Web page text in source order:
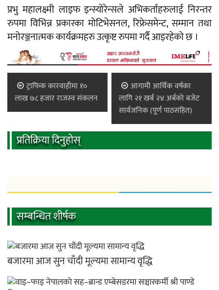
प्रभु महालक्ष्मी लाइफ इन्स्योरेन्सले अभिकर्ताहरुलाई निरन्तर
रुपमा विभिन्न प्रकारका मोटिभेसनल, रिफ्रेसमेन्ट, सम्मान तथा
मनोरञ्जनात्मक कार्यक्रमहरु उत्कृष्ट रुपमा गर्दै आइरहेको छ ।
ट्राफिक कारवाहीमा १०
लाख ७८ हजार राजस्व संकलन
आगामी आर्थिक वर्षका
लागि २१ खर्ब २४ अर्बको बजेट
सार्वजनिक (पूर्ण पाठसहित)
प्रतिक्रिया दिनुहोस्
सम्बन्धित शीर्षक
बजारमा आज सुन चाँदी मूल्यमा सामान्य वृद्धि